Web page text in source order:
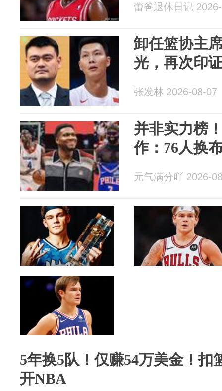
蕾爸退休日记
卸任篮协主
光，再次印
张发林 2026-08-07
并非实力榜
作：76人换
元气满分吖 2026-
5年换5队！仅赚54万美金！扣
开NBA